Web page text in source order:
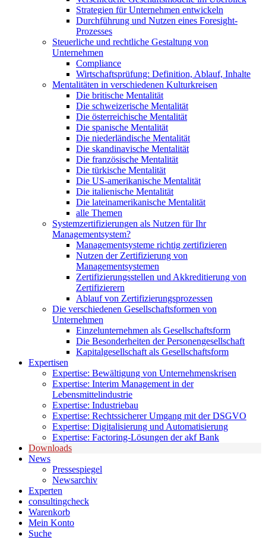
Strategien für Unternehmen entwickeln
Durchführung und Nutzen eines Foresight-
Prozesses
Steuerliche und rechtliche Gestaltung von
Unternehmen
Compliance
Wirtschaftsprüfung: Definition, Ablauf, Inhalte
Mentalitäten in verschiedenen Kulturkreisen
Die britische Mentalität
Die schweizerische Mentalität
Die österreichische Mentalität
Die spanische Mentalität
Die niederländische Mentalität
Die skandinavische Mentalität
Die französische Mentalität
Die türkische Mentalität
Die US-amerikanische Mentalität
Die italienische Mentalität
Die lateinamerikanische Mentalität
alle Themen
Systemzertifizierungen als Nutzen für Ihr
Managementsystem?
Managementsysteme richtig zertifizieren
Nutzen der Zertifizierung von
Managementsystemen
Zertifizierungsstellen und Akkreditierung von
Zertifizierern
Ablauf von Zertifizierungsprozessen
Die verschiedenen Gesellschaftsformen von
Unternehmen
Einzelunternehmen als Gesellschaftsform
Die Besonderheiten der Personengesellschaft
Kapitalgesellschaft als Gesellschaftsform
Expertisen
Expertise: Bewältigung von Unternehmenskrisen
Expertise: Interim Management in der
Lebensmittelindustrie
Expertise: Industriebau
Expertise: Rechtssicherer Umgang mit der DSGVO
Expertise: Digitalisierung und Automatisierung
Expertise: Factoring-Lösungen der akf Bank
Downloads
News
Pressespiegel
Newsarchiv
Experten
consultingcheck
Warenkorb
Mein Konto
Suche